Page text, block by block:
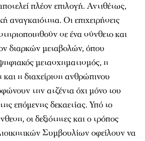
πλέον επιλογή. Αντιθέτως,
αναγκαιότητα. Οι επιχειρήσεις
σε ένα σύνθετο και
διαρκών μεταβολών, όπου
μετασχηματισμός, η
η διαχείριση ανθρώπινου
την ατζέντα όχι μόνο του
επόμενης δεκαετίας. Υπό το
οι δεξιότητες και ο τρόπος
Συμβουλίων οφείλουν να